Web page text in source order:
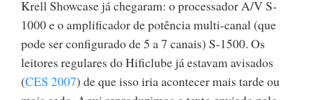
Krell Showcase já chegaram: o processador A/V S-
1000 e o amplificador de potência multi-canal (que
pode ser configurado de 5 a 7 canais) S-1500. Os
leitores regulares do Hificlube já estavam avisados
(CES 2007) de que isso iria acontecer mais tarde ou